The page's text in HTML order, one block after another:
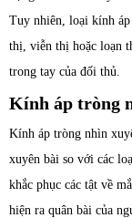
Tuy nhiên, loại kính
thị, viễn thị hoặc loạn
trong tay của đối thủ.
Kính áp tròng
Kính áp tròng nhìn
xuyên bài so với các
khắc phục các tật về
hiện ra quân bài của